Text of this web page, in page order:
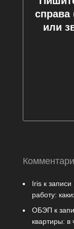
справа
или
Irisк записи
работу:
ОБЭП к
квартиры: в